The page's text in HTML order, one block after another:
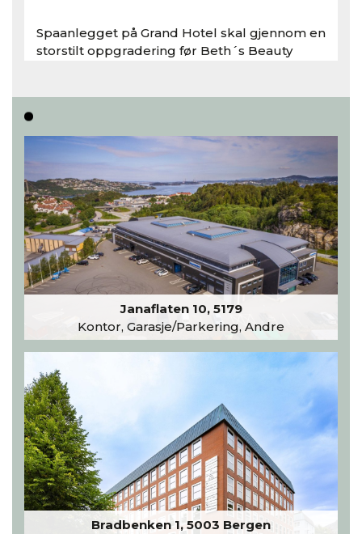
Spaanlegget på Grand Hotel skal gjennom en
storstilt oppgradering før Beth´s Beauty
Les hele artikkelen
Janaflaten 10, 5179
Kontor, Garasje/Parkering, Andre
Bradbenken 1, 5003 Bergen